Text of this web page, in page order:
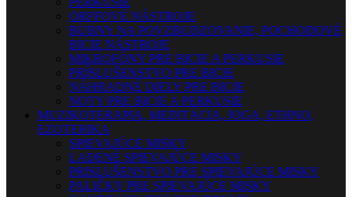
ORFFOVÉ NÁSTROJE
BUBNY NA POVZBUDZOVANIE, POCHODOVÉ
BICIE NÁSTROJE
MIKROFÓNY PRE BICIE A PERKUSIE
PRÍSLUŠENSTVO PRE BICIE
NÁHRADNÉ DIELY PRE BICIE
NOTY PRE BICIE A PERKUSIE
MUZIKOTERAPIA, MEDITÁCIA, JOGA, ETHNO,
EZOTERIKA
SPIEVAJÚCE MISKY
LADENÉ SPIEVAJÚCE MISKY
PRISLUŠENSTVO PRE SPIEVAJÚCE MISKY
PALIČKY PRE SPIEVAJÚCE MISKY